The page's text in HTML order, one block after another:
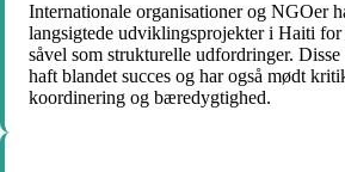
Internationale organisationer og NGOer
langsigtede udviklingsprojekter i Haiti for
såvel som strukturelle udfordringer.
haft blandet succes og har også mødt
koordinering og bæredygtighed.